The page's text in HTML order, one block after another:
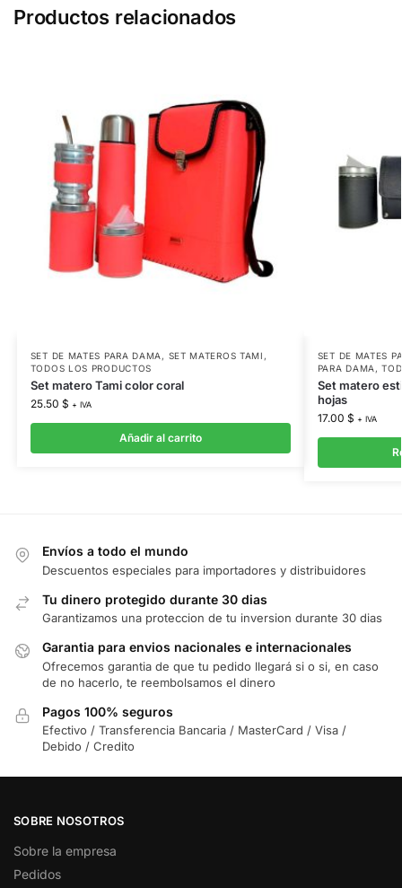
Productos relacionados
SET DE MATES PARA DAMA , SET MATEROS TAMI ,
TODOS LOS PRODUCTOS
Set matero Tami color coral
25.50 $ + IVA
Añadir al carrito
SET DE MATES
PARA DAMA ,
Set matero
hojas
17.00 $ + IVA
Envíos a todo el mundo
Descuentos especiales para importadores y distribuidores
Tu dinero protegido durante 30 dias
Garantizamos una proteccion de tu inversion durante 30 dias
Garantia para envios nacionales e internacionales
Ofrecemos garantia de que tu pedido llegará si o si, en caso
de no hacerlo, te reembolsamos el dinero
Pagos 100% seguros
Efectivo / Transferencia Bancaria / MasterCard / Visa /
Debido / Credito
SOBRE NOSOTROS
Sobre la empresa
Pedidos